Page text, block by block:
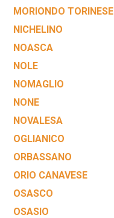
MORIONDO TORINESE
NICHELINO
NOASCA
NOLE
NOMAGLIO
NONE
NOVALESA
OGLIANICO
ORBASSANO
ORIO CANAVESE
OSASCO
OSASIO